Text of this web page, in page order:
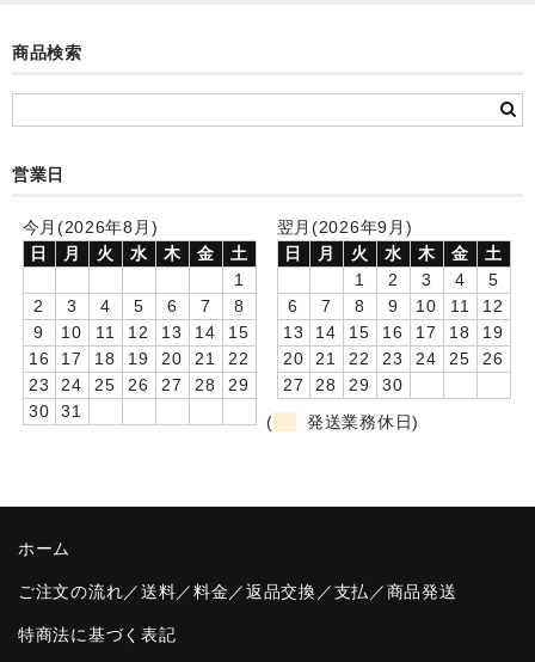
お絵かきギャラリー
卒園DVDアルバム
卒業記念品
音声入りフォトフレームクロック(集合)
音声入りフォトフレームクロック(校歌)
スポーツウォッチ
商品検索
営業日
今月(2026年8月)
日
月 火 水 木 金
土
1
2
3 4 5 6 7
8
9
10 11 12 13 14
15
16
17 18 19 20 21
22
23
24 25 26 27 28
29
30
31
翌月(2026年9月)
日
月 火 水 木 金
土
1
2 3 4
5
6
7 8 9 10 11
12
13
14 15 16 17 18
19
20
21 22 23 24 25
26
27
28 29
30
(
発送業務休日)
ホーム
ご注文の流れ／送料／料金／返品交換／支払／商品発送
特商法に基づく表記